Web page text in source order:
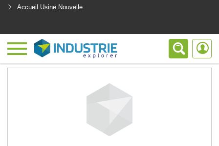
Accueil Usine Nouvelle